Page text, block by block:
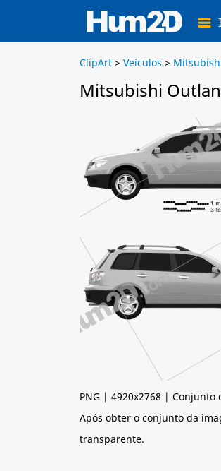
ClipArt > Veículos >
Mitsubishi
PNG | 4920x2768 | Conjunto
Após obter o conjunto da
transparente.